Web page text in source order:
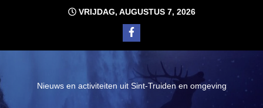
VRIJDAG, AUGUSTUS 7, 2026
Nieuws en activiteiten uit Sint-Truiden en omgeving